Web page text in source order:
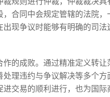
合同中会规定管辖的法院，
现争议时能够有明确的司法
的成败。通过精准定义转让
理违约与争议解决等多个方
交易的顺利进行，也为国际